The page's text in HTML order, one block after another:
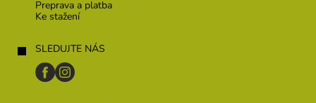
Preprava a platba
Ke stažení
SLEDUJTE NÁS